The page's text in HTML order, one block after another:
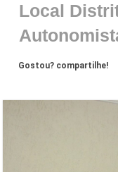
Local
Gostou? compartilhe!